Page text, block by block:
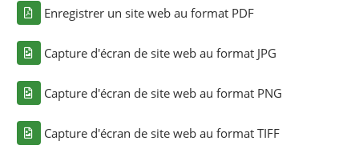
Enregistrer un site web au format PDF
Capture d'écran de site web au format JPG
Capture d'écran de site web au format PNG
Capture d'écran de site web au format TIFF